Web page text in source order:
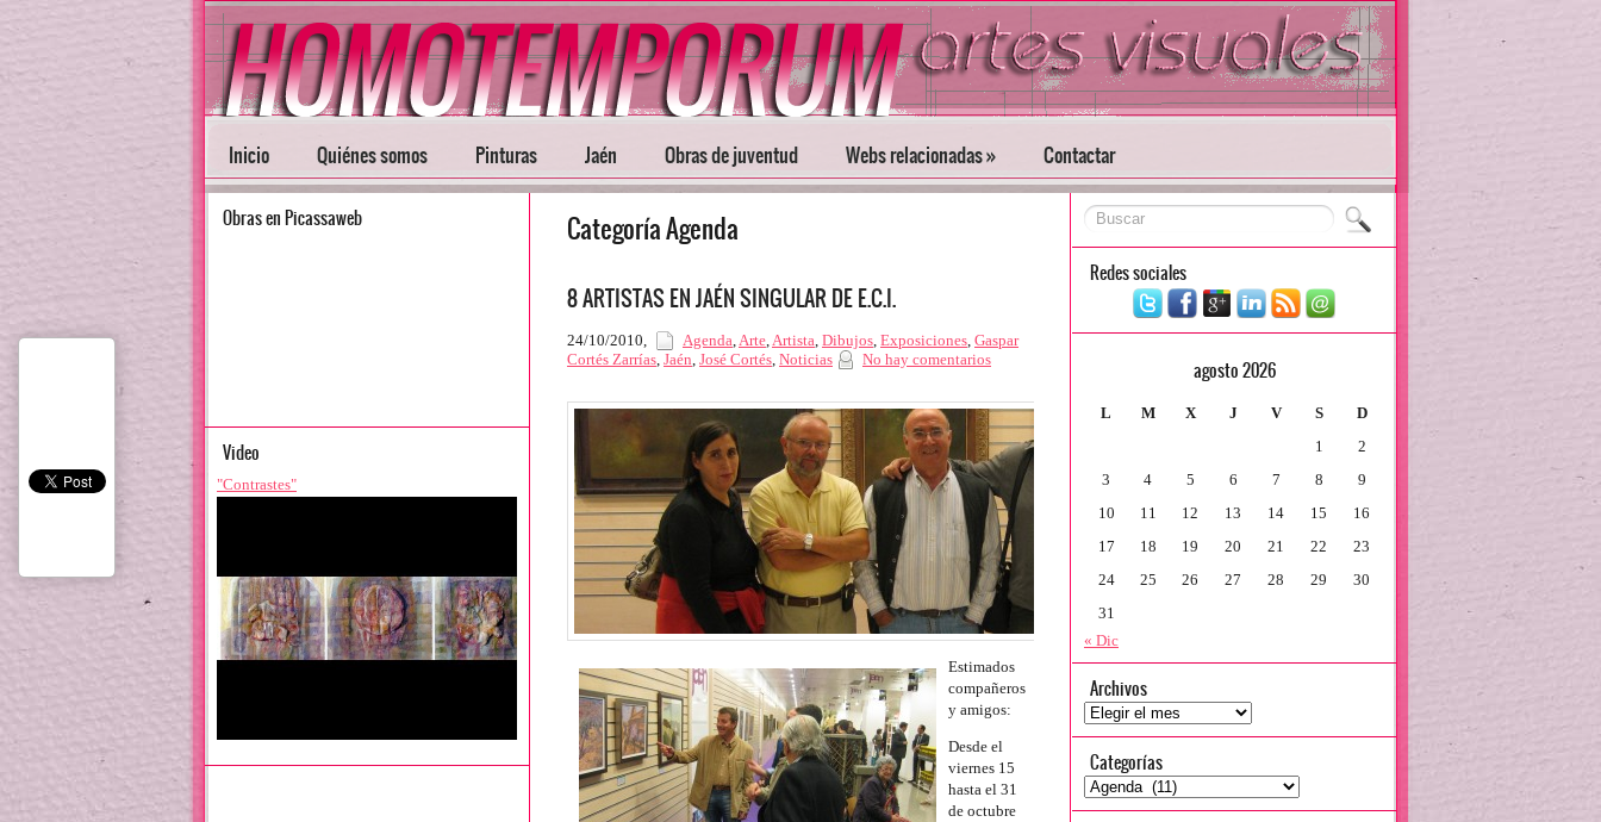
Inicio Quiénes somos Pinturas Jaén Obras de juventud Webs relacionadas» Contactar
Redes sociales
agosto 2026
L M X J V S
D
1
2
3
4 5 6 7 8
9
10
11 12 13 14 15
16
17
18 19 20 21 22
23
24
25 26 27 28 29
30
31
« Dic
Archivos
Archivos
Categorías
Categorías
Obras en Picassaweb
Video
"Contrastes"
Categoría Agenda
8 ARTISTAS EN JAÉN SINGULAR DE E.C.I.
24/10/2010, Agenda,Arte,Artista, Dibujos, Exposiciones, Gaspar
Cortés Zarrías, Jaén, José Cortés, Noticias No hay comentarios
Estimados
compañeros
y amigos:
Desde el
viernes 15
hasta el 31
de octubre